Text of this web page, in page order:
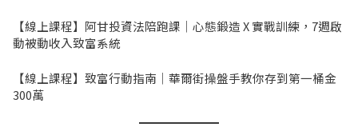
【線上課程】阿甘投資法陪跑課｜心態鍛造 X 實戰訓練，7週啟
動被動收入致富系統
【線上課程】致富行動指南｜華爾街操盤手教你存到第一桶金
300萬